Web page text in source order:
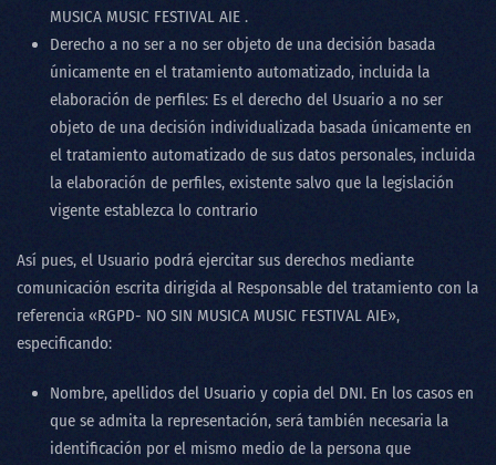
MUSICA MUSIC FESTIVAL AIE .
Derecho a no ser a no ser objeto de una decisión basada
únicamente en el tratamiento automatizado, incluida la
elaboración de perfiles: Es el derecho del Usuario a no ser
objeto de una decisión individualizada basada únicamente en
el tratamiento automatizado de sus datos personales, incluida
la elaboración de perfiles, existente salvo que la legislación
vigente establezca lo contrario
Así pues, el Usuario podrá ejercitar sus derechos mediante
comunicación escrita dirigida al Responsable del tratamiento con la
referencia «RGPD- NO SIN MUSICA MUSIC FESTIVAL AIE»,
especificando:
Nombre, apellidos del Usuario y copia del DNI. En los casos en
que se admita la representación, será también necesaria la
identificación por el mismo medio de la persona que